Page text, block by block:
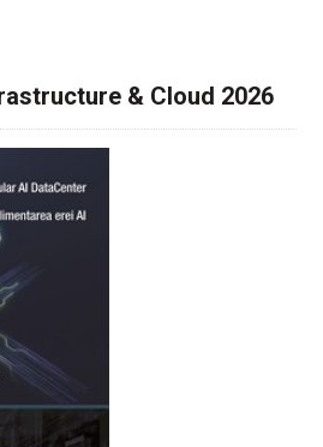
& Cloud 2026